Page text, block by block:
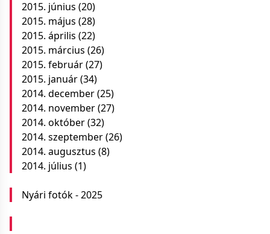
2015. június (20)
2015. május (28)
2015. április (22)
2015. március (26)
2015. február(27)
2015. január(34)
2014. december(25)
2014. november(27)
2014. október(32)
2014. szeptember(26)
2014. augusztus (8)
2014. július (1)
Nyári fotók - 2025